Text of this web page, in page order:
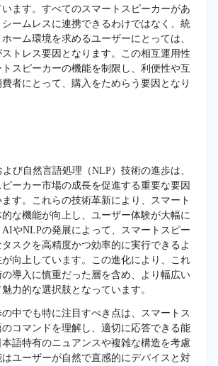
ます。すべてのスマートスピーカーがあ
ームレスに連携できるわけではなく、統
ーム環境を求めるユーザーにとっては、
トレス要因となります。この相互運用性
スピーカーの機能を制限し、利便性や互
者にとって、購入をためらう要因となり
び自然言語処理（NLP）技術の進歩は、
ーカー市場の成長を促進する重要な要因
す。これらの技術革新により、スマート
な機能が向上し、ユーザー体験が大幅に
やNLPの発展によって、スマートスピー
スクを高精度かつ効率的に実行できるよ
向上しています。この進化により、これ
の導入に慎重だった層を含め、より幅広い
力的な選択肢となっています。
中でも特に注目すべき点は、スマートス
コマンドを理解し、適切に応答できる能
語特有のニュアンスや複雑な構造を考慮
ユーザーが自然で直感的にデバイスと対